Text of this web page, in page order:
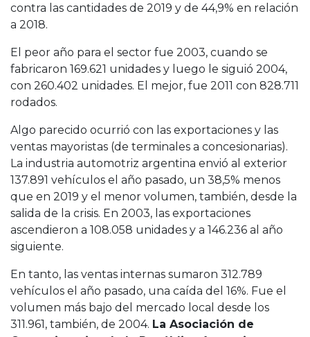
contra las cantidades de 2019 y de 44,9% en relación
a 2018.
El peor año para el sector fue 2003, cuando se
fabricaron 169.621 unidades y luego le siguió 2004,
con 260.402 unidades. El mejor, fue 2011 con 828.711
rodados.
Algo parecido ocurrió con las exportaciones y las
ventas mayoristas (de terminales a concesionarias).
La industria automotriz argentina envió al exterior
137.891 vehículos el año pasado, un 38,5% menos
que en 2019 y el menor volumen, también, desde la
salida de la crisis. En 2003, las exportaciones
ascendieron a 108.058 unidades y a 146.236 al año
siguiente.
En tanto, las ventas internas sumaron 312.789
vehículos el año pasado, una caída del 16%. Fue el
volumen más bajo del mercado local desde los
311.961, también, de 2004. La Asociación de